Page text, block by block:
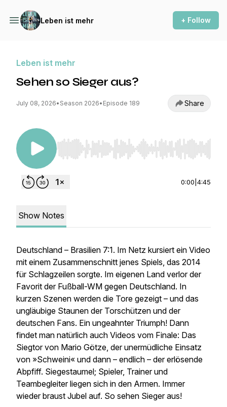
Leben ist mehr + Follow
Leben ist mehr
Sehen so Sieger aus?
July 08, 2026• Season 2026• Episode 189 Share
Use Left/Right to seek, Home/End to jump to
0:00 4:45
Show Notes
Deutschland – Brasilien 7:1. Im Netz kursiert ein Video
mit einem Zusammenschnitt jenes Spiels, das 2014
für Schlagzeilen sorgte. Im eigenen Land verlor der
Favorit der Fußball-WM gegen Deutschland. In
kurzen Szenen werden die Tore gezeigt – und das
ungläubige Staunen der Torschützen und der
deutschen Fans. Ein ungeahnter Triumph! Dann
findet man natürlich auch Videos vom Finale: Das
Siegtor von Mario Götze, der unermüdliche Einsatz
von »Schweini« und dann – endlich – der erlösende
Abpfiff. Siegestaumel; Spieler, Trainer und
Teambegleiter liegen sich in den Armen. Immer
wieder braust Jubel auf. So sehen Sieger aus!